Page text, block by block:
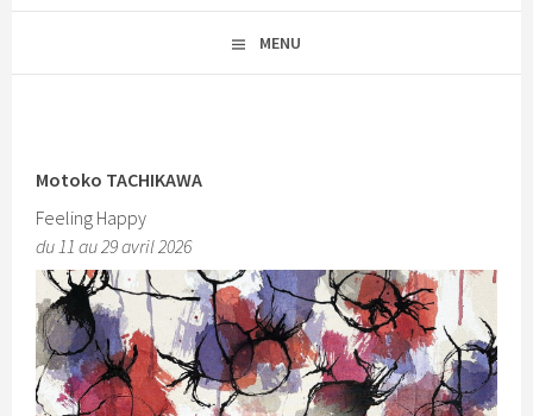
MENU
Motoko TACHIKAWA
Feeling Happy
du 11 au 29 avril 2026